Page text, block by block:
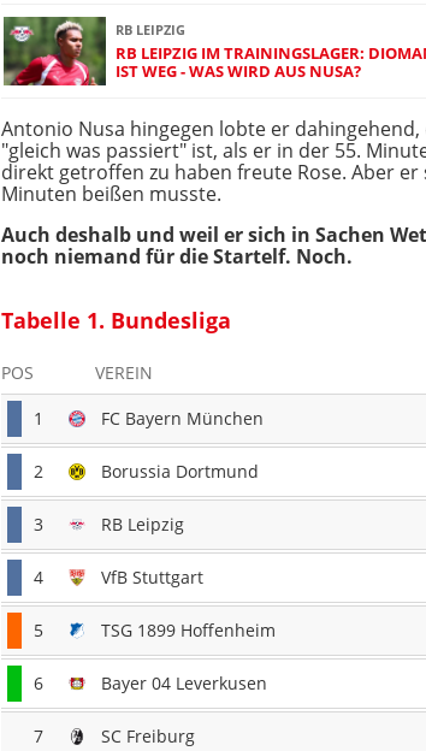
RB LEIPZIG
RB LEIPZIG IM TRAININGSLAGER:
IST WEG - WAS WIRD AUS NUSA?
Antonio Nusa hingegen lobte er dahingehend,
"gleich was passiert" ist, als er in der 55.
direkt getroffen zu haben freute Rose. Aber
Minuten beißen musste.
Auch deshalb und weil er sich in Sachen
noch niemand für die Startelf. Noch.
Tabelle 1. Bundesliga
POS VEREIN
1
FC Bayern München
2 Borussia Dortmund
3 RB Leipzig
4 VfB Stuttgart
5 TSG 1899 Hoffenheim
6 Bayer 04 Leverkusen
7 SC Freiburg